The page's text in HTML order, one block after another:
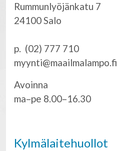
Rummunlyöjänkatu 7
24100 Salo
p. (02) 777 710
myynti@maailmalampo.fi
Avoinna
ma–pe 8.00–16.30
Kylmälaitehuollot